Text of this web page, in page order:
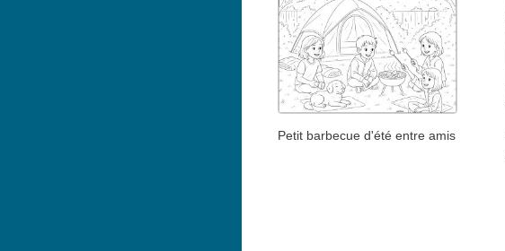
Petit barbecue d'été entre amis